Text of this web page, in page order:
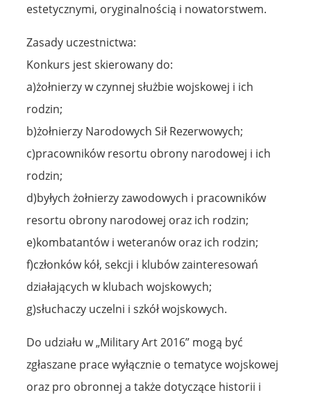
estetycznymi, oryginalnością i nowatorstwem.
Zasady uczestnictwa:
Konkurs jest skierowany do:
a)żołnierzy w czynnej służbie wojskowej i ich
rodzin;
b)żołnierzy Narodowych Sił Rezerwowych;
c)pracowników resortu obrony narodowej i ich
rodzin;
d)byłych żołnierzy zawodowych i pracowników
resortu obrony narodowej oraz ich rodzin;
e)kombatantów i weteranów oraz ich rodzin;
f)członków kół, sekcji i klubów zainteresowań
działających w klubach wojskowych;
g)słuchaczy uczelni i szkół wojskowych.
Do udziału w „Military Art 2016” mogą być
zgłaszane prace wyłącznie o tematyce wojskowej
oraz pro obronnej a także dotyczące historii i